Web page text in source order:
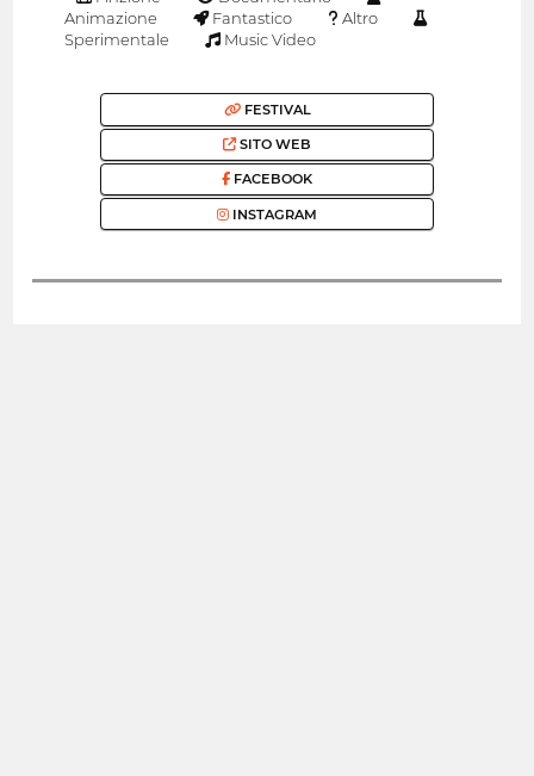
Animazione
Fantastico
Altro
Sperimentale
Music Video
FESTIVAL
SITO WEB
FACEBOOK
INSTAGRAM